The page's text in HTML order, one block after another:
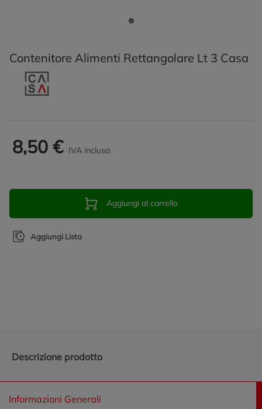
Contenitore Alimenti Rettangolare Lt 3 Casa
8,50 € IVA inclusa
Aggiungi al carrello
Aggiungi Lista
Descrizione prodotto
Informazioni Generali